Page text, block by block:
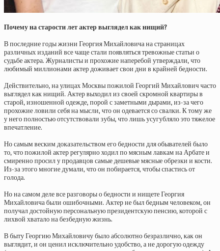
Почему на старости лет актер выглядел как нищий?
В последние годы жизни Георгия Михайловича на страницах
различных изданий все чаще стали появляться тревожные статьи о
судьбе актера. Журналисты и прохожие наперебой утверждали, что
любимый миллионами актер доживает свои дни в крайней бедности.
Действительно, на улицах Москвы пожилой Георгий Михайлович часто
выглядел как нищий. Актер выходил из своей скромной квартиры в
старой, изношенной одежде, порой с заметными дырами, из-за чего
прохожие ловили себя на мысли, что он одевается со свалки. К тому же
у него полностью отсутствовали зубы, что лишь усугубляло это тяжелое
впечатление.
Но самым веским доказательством его бедности для обывателей было
то, что пожилой актер регулярно ходил по мясным лавкам на Арбате и
смиренно просил у продавцов самые дешевые мясные обрезки и кости.
Из-за этого многие думали, что он побирается, чтобы спастись от
голода.
Но на самом деле все разговоры о бедности и нищете Георгия
Михайловича были ошибочными. Актер не был бедным человеком, он
получал достойную персональную президентскую пенсию, которой с
лихвой хватало на безбедную жизнь.
В быту Георгию Михайловичу было абсолютно безразлично, как он
выглядит, и он ценил исключительно удобство, а не дорогую одежду